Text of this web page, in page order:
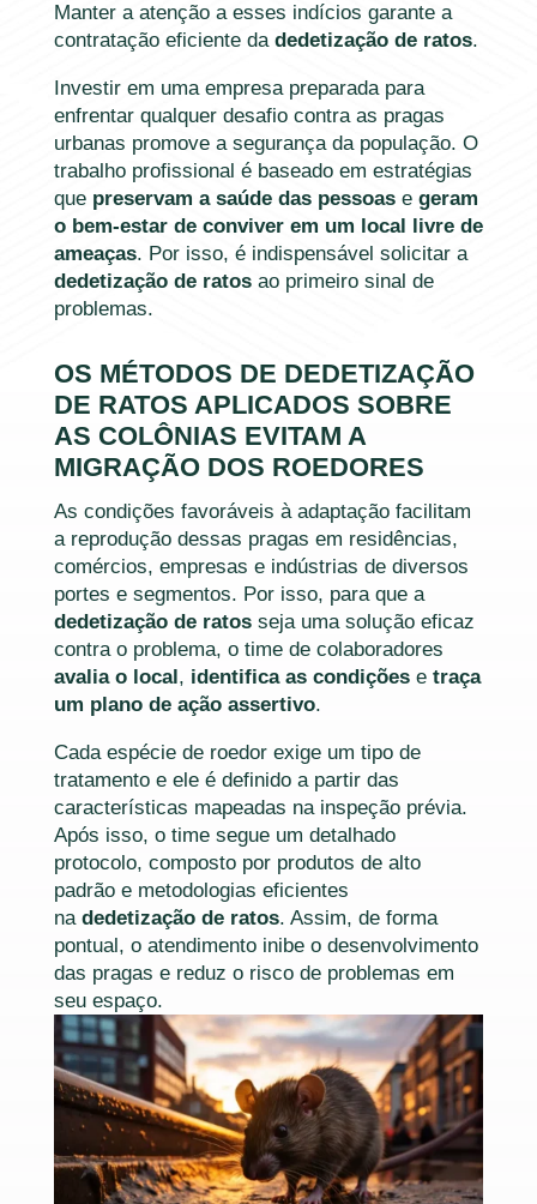
Manter a atenção a esses indícios garante a
contratação eficiente da dedetização de ratos.
Investir em uma empresa preparada para
enfrentar qualquer desafio contra as pragas
urbanas promove a segurança da população. O
trabalho profissional é baseado em estratégias
que preservam a saúde das pessoas e geram
o bem-estar de conviver em um local livre de
ameaças. Por isso, é indispensável solicitar a
dedetização de ratosao primeiro sinal de
problemas.
OS MÉTODOS DE DEDETIZAÇÃO
DE RATOS APLICADOS SOBRE
AS COLÔNIAS EVITAM A
MIGRAÇÃO DOS ROEDORES
As condições favoráveis à adaptação facilitam
a reprodução dessas pragas em residências,
comércios, empresas e indústrias de diversos
portes e segmentos. Por isso, para que a
dedetização de ratosseja uma solução eficaz
contra o problema, o time de colaboradores
avalia o local, identifica as condições e traça
um plano de ação assertivo.
Cada espécie de roedor exige um tipo de
tratamento e ele é definido a partir das
características mapeadas na inspeção prévia.
Após isso, o time segue um detalhado
protocolo, composto por produtos de alto
padrão e metodologias eficientes
na dedetização de ratos. Assim, de forma
pontual, o atendimento inibe o desenvolvimento
das pragas e reduz o risco de problemas em
seu espaço.